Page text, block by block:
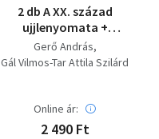
2 db A XX. század
ujjlenyomata +
Dokumentumok a XX.
század történetéhez
Gerő András
Gál Vilmos-Tar Attila Szilárd
Online ár:
2 490 Ft